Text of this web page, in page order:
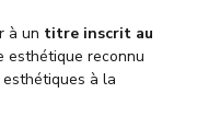
à un titre inscrit au
esthétique reconnu
esthétiques à la